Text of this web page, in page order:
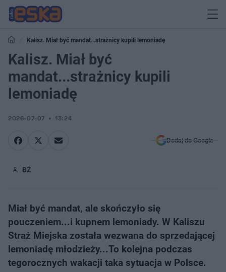
Kalisz. Miał być mandat...strażnicy kupili lemoniadę
Kalisz. Miał być
mandat...strażnicy kupili
lemoniadę
2026-07-07 13:24
Dodaj do Google
BŹ
Miał być mandat, ale skończyło się
pouczeniem...i kupnem lemoniady. W Kaliszu
Straż Miejska została wezwana do sprzedającej
lemoniadę młodzieży...To kolejna podczas
tegorocznych wakacji taka sytuacja w Polsce.